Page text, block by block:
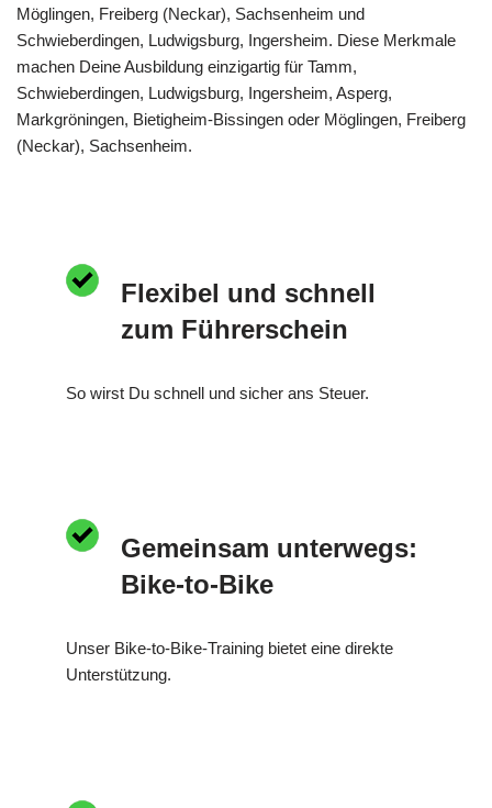
Möglingen, Freiberg (Neckar), Sachsenheim und
Schwieberdingen, Ludwigsburg, Ingersheim. Diese Merkmale
machen Deine Ausbildung einzigartig für Tamm,
Schwieberdingen, Ludwigsburg, Ingersheim, Asperg,
Markgröningen, Bietigheim-Bissingen oder Möglingen, Freiberg
(Neckar), Sachsenheim.
Flexibel und schnell
zum Führerschein
So wirst Du schnell und sicher ans Steuer.
Gemeinsam unterwegs:
Bike-to-Bike
Unser Bike-to-Bike-Training bietet eine direkte
Unterstützung.